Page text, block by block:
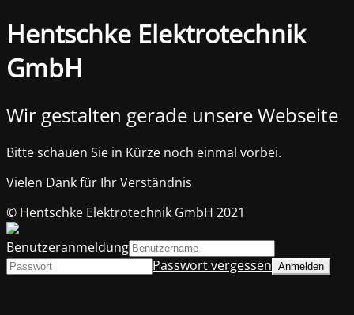
Hentschke Elektrotechnik
GmbH
Wir gestalten gerade unsere Webseite
Bitte schauen Sie in Kürze noch einmal vorbei.
Vielen Dank für Ihr Verständnis
© Hentschke Elektrotechnik GmbH 2021
Benutzeranmeldung
Passwort vergessen